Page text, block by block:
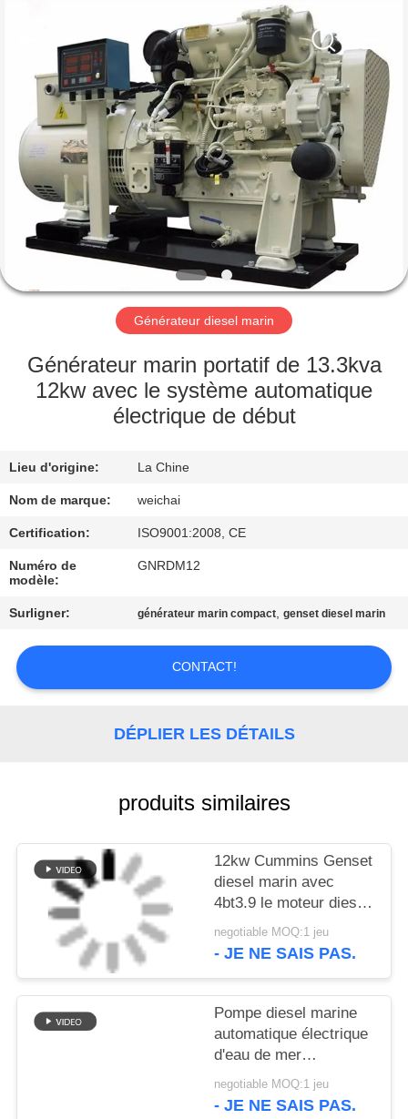
MAISON
PRODUITS
SUJET
DE
NOUS
VISITE
D'USINE
DE
QUALITÉ
CONTACTEZ-
NOUS
DEMANDEZ
PRIVACY
POLICY
Générateur diesel marin
Générateur marin portatif de 13.3kva
12kw avec le système automatique
électrique de début
Lieu d'origine: La Chine
Nom de marque: weichai
Certification: ISO9001:2008, CE
Numéro de
modèle:
GNRDM12
Surligner: générateur marin compact,genset diesel marin
CONTACT!
DÉPLIER LES DÉTAILS
produits similaires
12kw Cummins Genset
diesel marin avec
4bt3.9 le moteur diesel
ISO9001 conforme
negotiable MOQ:1 jeu
- JE NE SAIS PAS.
Pompe diesel marine
automatique électrique
d'eau de mer
monophasé 120V de
clôture de générateur
negotiable MOQ:1 jeu
- JE NE SAIS PAS.